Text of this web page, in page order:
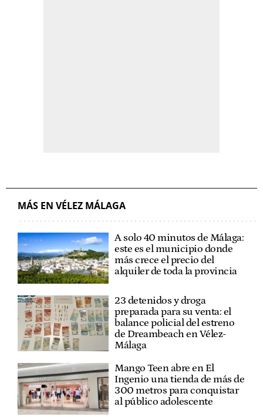
MÁS EN VÉLEZ MÁLAGA
A solo 40 minutos de Málaga:
este es el municipio donde
más crece el precio del
alquiler de toda la provincia
23 detenidos y droga
preparada para su venta: el
balance policial del estreno
de Dreambeach en Vélez-
Málaga
Mango Teen abre en El
Ingenio una tienda de más de
300 metros para conquistar
al público adolescente